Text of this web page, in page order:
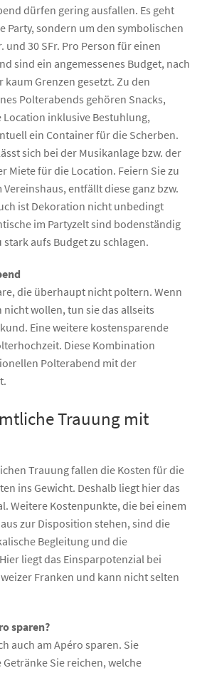
dürfen gering ausfallen. Es geht
Party, sondern um den symbolischen
und 30 SFr. Pro Person für einen
sind ein angemessenes Budget, nach
Grenzen gesetzt. Zu den
Polterabends gehören Snacks,
Location inklusive Bestuhlung,
ein Container für die Scherben.
sich bei der Musikanlage bzw. der
Miete für die Location. Feiern Sie zu
entfällt diese ganz bzw.
ist Dekoration nicht unbedingt
im Partyzelt sind bodenständig
aufs Budget zu schlagen.
die überhaupt nicht poltern. Wenn
nicht wollen, tun sie das allseits
Eine weitere kostensparende
Diese Kombination
Polterabend mit der
Trauung mit
Trauung fallen die Kosten für die
ins Gewicht. Deshalb liegt hier das
Weitere Kostenpunkte, die bei einem
zur Disposition stehen, sind die
Begleitung und die
liegt das Einsparpotenzial bei
Franken und kann nicht selten
sparen?
auch am Apéro sparen. Sie
Sie reichen, welche